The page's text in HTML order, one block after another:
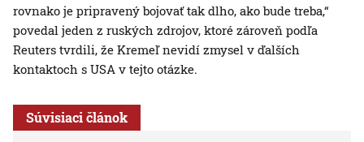
rovnako je pripravený bojovať tak dlho, ako bude treba,“
povedal jeden z ruských zdrojov, ktoré zároveň podľa
Reuters tvrdili, že Kremeľ nevidí zmysel v ďalších
kontaktoch s USA v tejto otázke.
Súvisiaci článok